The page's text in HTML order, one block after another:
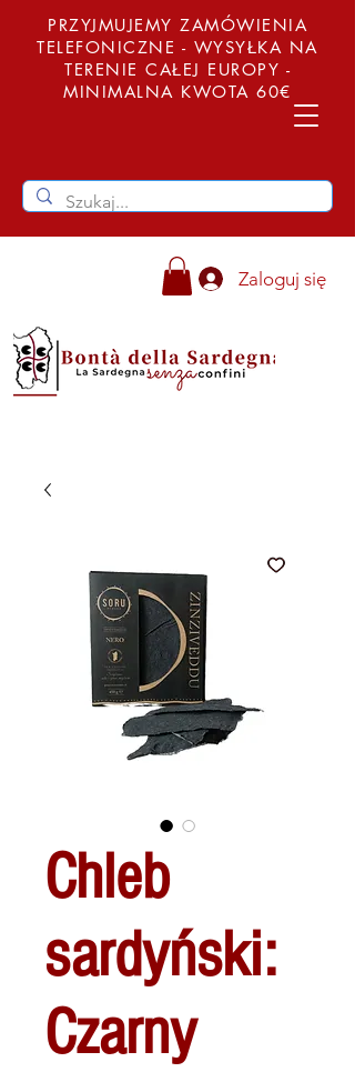
PRZYJMUJEMY ZAMÓWIENIA
TELEFONICZNE - WYSYŁKA NA
TERENIE CAŁEJ EUROPY -
MINIMALNA KWOTA 60€
Zaloguj się
Chleb
sardyński:
Czarny